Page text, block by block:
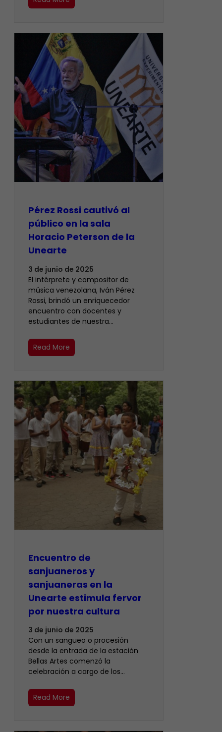
Pérez Rossi cautivó al
público en la sala
Horacio Peterson de la
Unearte
3 de junio de 2025
El intérprete y compositor de
música venezolana, Iván Pérez
Rossi, brindó un enriquecedor
encuentro con docentes y
estudiantes de nuestra…
Read More
Encuentro de
sanjuaneros y
sanjuaneras en la
Unearte estimula fervor
por nuestra cultura
3 de junio de 2025
Con un sangueo o procesión
desde la entrada de la estación
Bellas Artes comenzó la
celebración a cargo de los…
Read More